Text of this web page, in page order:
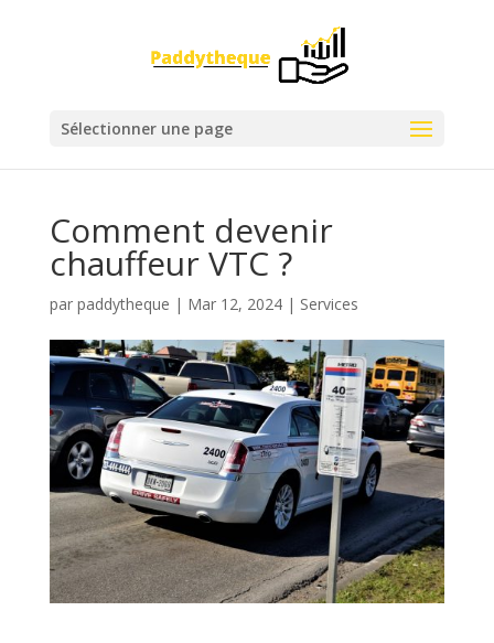
Sélectionner une page
Comment devenir
chauffeur VTC ?
par paddytheque | Mar 12, 2024| Services